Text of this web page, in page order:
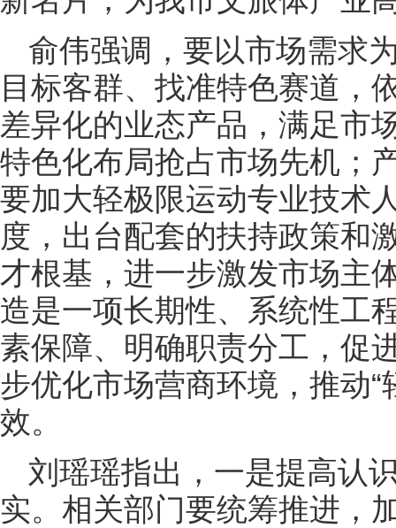
俞伟强调，要以市场需求
目标客群、找准特色赛道，
差异化的业态产品，满足市
特色化布局抢占市场先机；
要加大轻极限运动专业技术
度，出台配套的扶持政策和
才根基，进一步激发市场主
造是一项长期性、系统性工
素保障、明确职责分工，促
步优化市场营商环境，推动
效。
刘瑶瑶指出，一是提高认
实。相关部门要统筹推进，